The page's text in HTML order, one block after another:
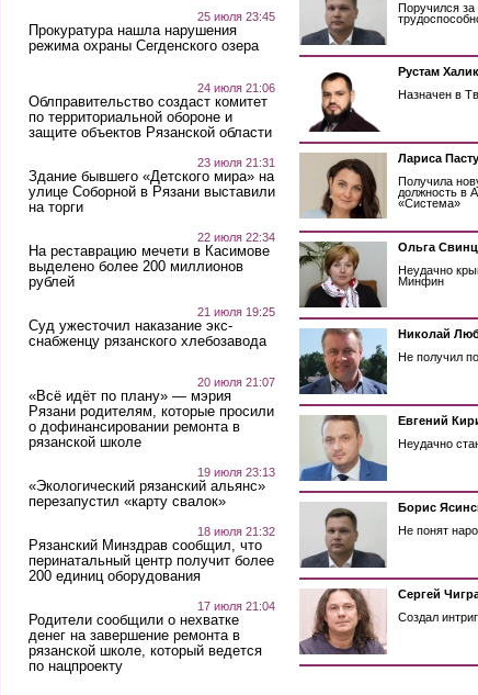
25 июля 23:45
Прокуратура нашла нарушения
режима охраны Сегденского озера
24 июля 21:06
Облправительство создаст комитет
по территориальной обороне и
защите объектов Рязанской области
23 июля 21:31
Здание бывшего «Детского мира» на
улице Соборной в Рязани выставили
на торги
22 июля 22:34
На реставрацию мечети в Касимове
выделено более 200 миллионов
рублей
21 июля 19:25
Суд ужесточил наказание экс-
снабженцу рязанского хлебозавода
20 июля 21:07
«Всё идёт по плану» — мэрия
Рязани родителям, которые просили
о дофинансировании ремонта в
рязанской школе
19 июля 23:13
«Экологический рязанский альянс»
перезапустил «карту свалок»
18 июля 21:32
Рязанский Минздрав сообщил, что
перинатальный центр получит более
200 единиц оборудования
17 июля 21:04
Родители сообщили о нехватке
денег на завершение ремонта в
рязанской школе, который ведется
по нацпроекту
Поручился
Рустам
Назначен в
Лариса
Получила
должность в
«Система»
Ольга
Неудачно
Минфин
Николай
Не получил
Евгений
Неудачно
Борис
Не понят
Сергей
Создал